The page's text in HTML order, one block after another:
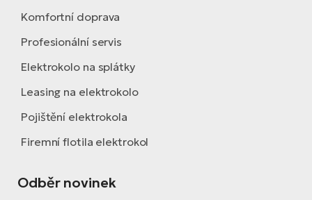
Komfortní doprava
Profesionální servis
Elektrokolo na splátky
Leasing na elektrokolo
Pojištění elektrokola
Firemní flotila elektrokol
Odběr novinek